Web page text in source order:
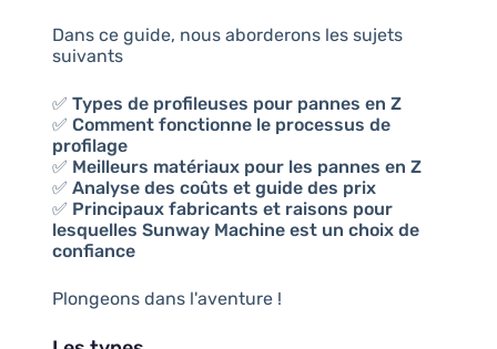
Dans ce guide, nous aborderons les sujets
suivants
✅ Types de profileuses pour pannes en Z
✅ Comment fonctionne le processus de
profilage
✅ Meilleurs matériaux pour les pannes en Z
✅ Analyse des coûts et guide des prix
✅ Principaux fabricants et raisons pour
lesquelles Sunway Machine est un choix de
confiance
Plongeons dans l'aventure !